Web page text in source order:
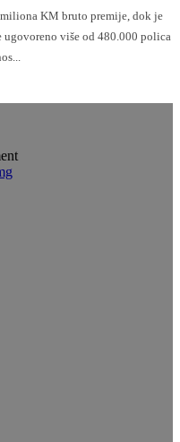
KM bruto premije, dok je
više od 480.000 polica